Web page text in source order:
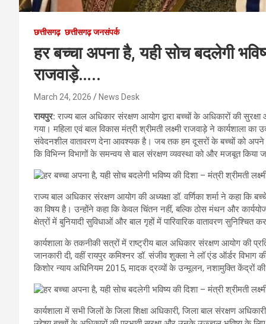
छत्तीसगढ़ छत्तीसगढ़ जनसंपर्क
हर बच्चा अपना है, यही सोच बदलेगी
राजवाड़े…..
March 24, 2026 News Desk
रायपुर:राज्य बाल अधिकार संरक्षण आयोग द्वारा बच्चों के अधिकारों की
गया। महिला एवं बाल विकास मंत्री श्रीमती लक्ष्मी राजवाड़े ने
संवेदनशील वातावरण देना आवश्यक है। जब तक हम दूसरों के बच्चों को अपने
कि विभिन्न विभागों के समन्वय से बाल संरक्षण व्यवस्था को और मजबूत किया
राज्य बाल अधिकार संरक्षण आयोग की अध्यक्षा डॉ. वर्णिका शर्मा ने कहा कि
का विषय है। उन्होंने कहा कि केवल चिंतन नहीं, बल्कि ठोस मंथन और
क्षेत्रों में बुनियादी सुविधाओं और बाल गृहों में पारिवारिक वातावरण सुनिश्चित
कार्यशाला के तकनीकी सत्रों में राष्ट्रीय बाल अधिकार संरक्षण आयोग की
जानकारी दी, वहीं रायपुर कमिश्नर डॉ. संजीव शुक्ला ने लॉ एंड ऑर्डर विभाग
किशोर न्याय अधिनियम 2015, मादक द्रव्यों के उन्मूलन, नशामुक्ति केंद्रों
कार्यशाला में सभी जिलों के जिला शिक्षा अधिकारी, जिला बाल संरक्षण